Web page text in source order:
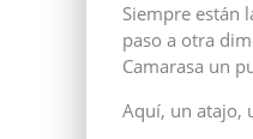
Siempre están
paso a otra
Camarasa un
Aquí, un atajo,